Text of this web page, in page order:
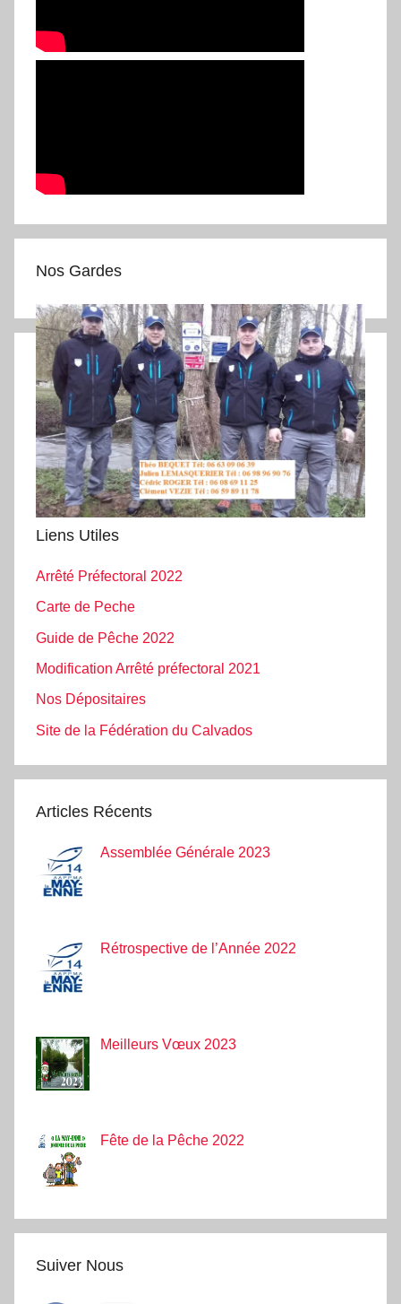
Nos Gardes
Liens Utiles
Arrêté Préfectoral 2022
Carte de Peche
Guide de Pêche 2022
Modification Arrêté préfectoral 2021
Nos Dépositaires
Site de la Fédération du Calvados
Articles Récents
Assemblée Générale 2023
Rétrospective de l’Année 2022
Meilleurs Vœux 2023
Fête de la Pêche 2022
Suiver Nous